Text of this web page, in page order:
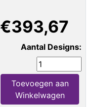
€393,67
Aantal Designs:
Toevoegen aan
Winkelwagen